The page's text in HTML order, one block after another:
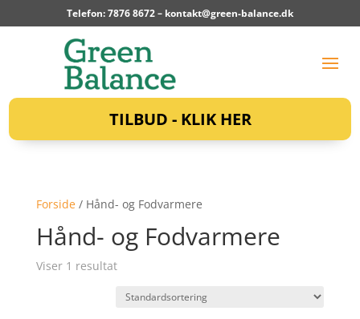
Telefon: 7876 8672 – kontakt@green-balance.dk
TILBUD - KLIK HER
Forside/ Hånd- og Fodvarmere
Hånd- og Fodvarmere
Viser 1 resultat